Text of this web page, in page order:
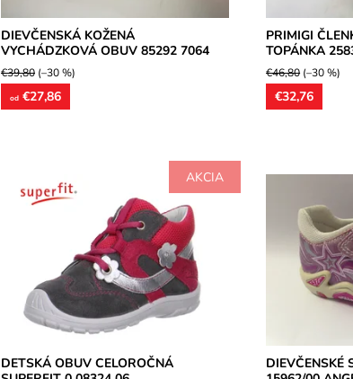
DIEVČENSKÁ KOŽENÁ
VYCHÁDZKOVÁ OBUV 85292 7064
€39,80 (–30 %)
od €27,86
PRIMIGI
TOPÁNKA
€46,80(–30 %)
€32,76
AKCIA
Detská dievčenská obuv celokožená
ultraľahká, zvršok z brúsenej kože,
model vhodný pre užšie až stredne
Dostupnosť:
Skladom
Značka:
Superfit
Záruka:
DETSKÁ OBUV CELOROČNÁ
Zvršok
textilom,
stielka, obuv
Dostupnosť:
Značka:
Záruka:
DIEVČENSKÉ